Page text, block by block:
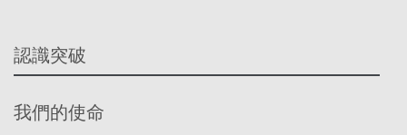
認識突破
我們的使命